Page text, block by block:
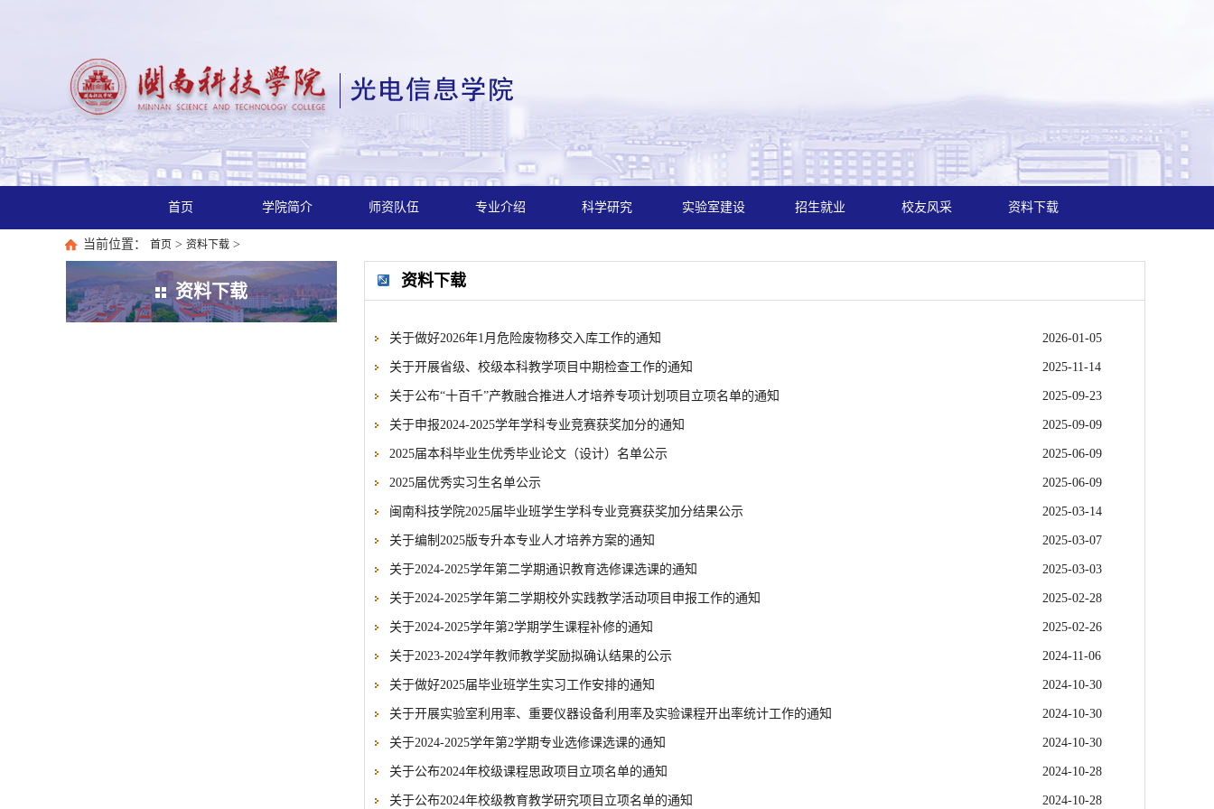
首页 学院简介 师资队伍 专业介绍 科学研究 实验室建设 招生就业 校友风采 资料下载
当前位置： 首页 > 资料下载 >
资料下载
资料下载
关于做好2026年1月危险废物移交入库工作的通知 2026-01-05
关于开展省级、校级本科教学项目中期检查工作的通知 2025-11-14
关于公布“十百千”产教融合推进人才培养专项计划项目立项名单的通知 2025-09-23
关于申报2024-2025学年学科专业竞赛获奖加分的通知 2025-09-09
2025届本科毕业生优秀毕业论文（设计）名单公示 2025-06-09
2025届优秀实习生名单公示 2025-06-09
闽南科技学院2025届毕业班学生学科专业竞赛获奖加分结果公示 2025-03-14
关于编制2025版专升本专业人才培养方案的通知 2025-03-07
关于2024-2025学年第二学期通识教育选修课选课的通知 2025-03-03
关于2024-2025学年第二学期校外实践教学活动项目申报工作的通知 2025-02-28
关于2024-2025学年第2学期学生课程补修的通知 2025-02-26
关于2023-2024学年教师教学奖励拟确认结果的公示 2024-11-06
关于做好2025届毕业班学生实习工作安排的通知 2024-10-30
关于开展实验室利用率、重要仪器设备利用率及实验课程开出率统计工作的通知 2024-10-30
关于2024-2025学年第2学期专业选修课选课的通知 2024-10-30
关于公布2024年校级课程思政项目立项名单的通知 2024-10-28
关于公布2024年校级教育教学研究项目立项名单的通知 2024-10-28